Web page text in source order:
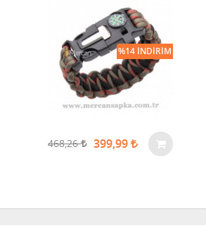
468,26 399,99
%14 İNDIRIM